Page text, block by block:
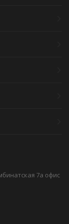
7а офис